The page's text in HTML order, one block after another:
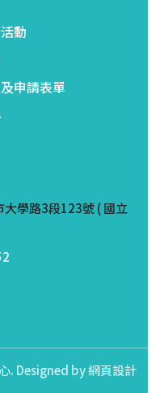
動
申請表單
大學路3段123號 ( 國立
. Designed by網頁設計